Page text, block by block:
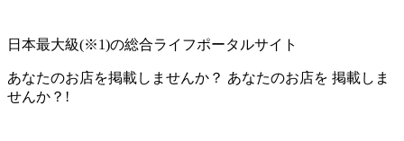
日本最大級(※1)の総合ライフポータルサイト
あなたのお店を掲載しませんか？ あなたのお店を 掲載しま
せんか？!